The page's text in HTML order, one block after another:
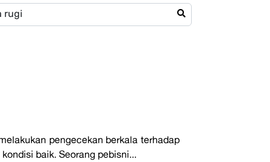
pengecekan berkala terhadap
baik. Seorang pebisni...